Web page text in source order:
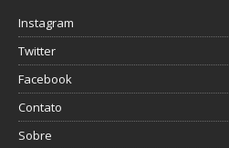
Instagram
Twitter
Facebook
Contato
Sobre